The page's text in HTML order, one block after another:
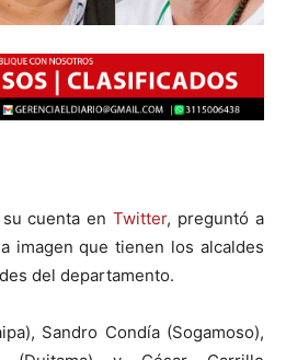
su cuenta enTwitter, preguntó a
imagen que tienen los alcaldes
del departamento.
Sandro Condía (Sogamoso),